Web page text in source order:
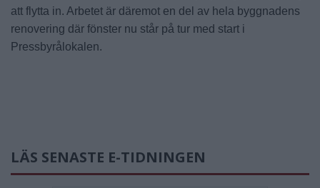
att flytta in. Arbetet är däremot en del av hela byggnadens
renovering där fönster nu står på tur med start i
Pressbyrålokalen.
LÄS SENASTE E-TIDNINGEN